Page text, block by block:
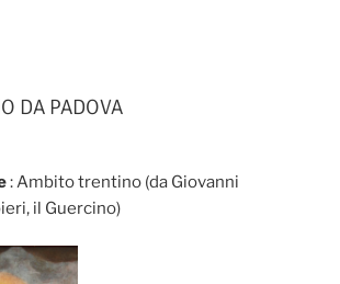
DA PADOVA
: Ambito trentino (da Giovanni
il Guercino)